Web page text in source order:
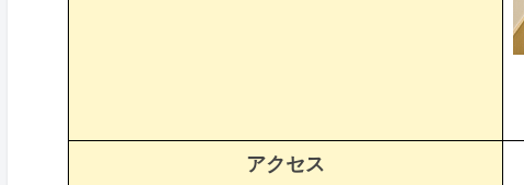
アクセス